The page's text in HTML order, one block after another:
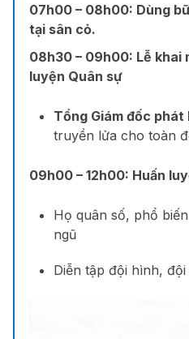
07h00 – 08h00: Dùng
tại sân cỏ.
08h30 – 09h00: Lễ khai
luyện Quân sự
Tổng Giám đốc phát
truyền lửa cho toàn
09h00 – 12h00: Huấn
Họ quân số, phổ
ngũ
Diễn tập đội hình, đội